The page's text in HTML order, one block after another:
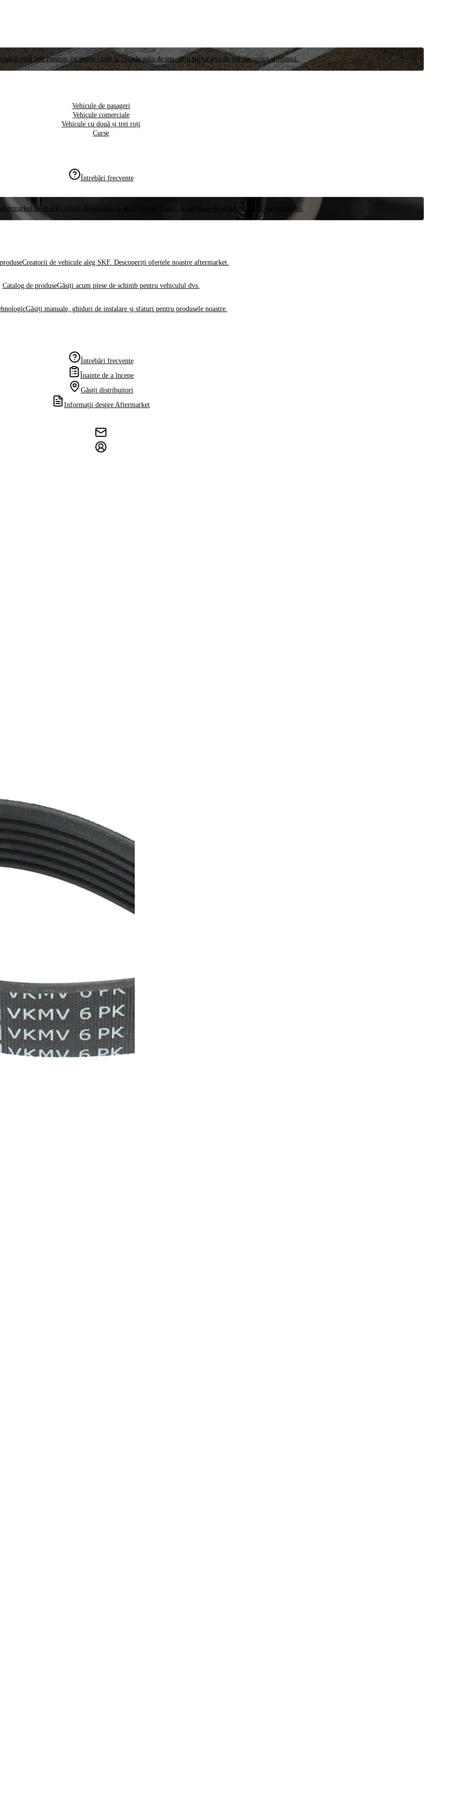
unui test riguros, cu meste cazul la cursele auto de top, prin furnizarea de noi designuri și tehnici.
Vehicule de pasageri
Vehicule comerciale
Vehicule cu două și trei roți
Curse
Întrebări frecvente
de înaltă calitate disponibile la nivel global. Găsiți acum piese de schimb pentru vehiculul dvs.
Creatorii de vehicule aleg SKF. Descoperiți ofertele noastre aftermarket.
Catalog de produseGăsiți acum piese de schimb pentru vehiculul dvs.
Găsiți manuale, ghiduri de instalare și sfaturi pentru produsele noastre.
Întrebări frecvente
Înainte de a începe
Găsiți distribuitori
Informații despre Aftermarket